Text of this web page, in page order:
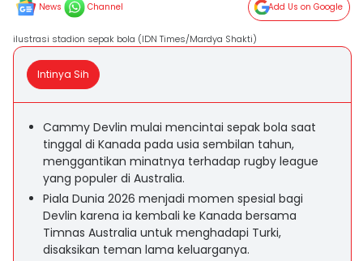
News Channel Add Us on Google
ilustrasi stadion sepak bola (IDN Times/Mardya Shakti)
Intinya Sih
Cammy Devlin mulai mencintai sepak bola saat
tinggal di Kanada pada usia sembilan tahun,
menggantikan minatnya terhadap rugby league
yang populer di Australia.
Piala Dunia 2026 menjadi momen spesial bagi
Devlin karena ia kembali ke Kanada bersama
Timnas Australia untuk menghadapi Turki,
disaksikan teman lama keluarganya.